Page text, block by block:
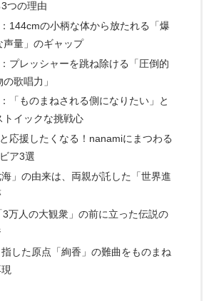
つの理由
144cmの小柄な体から放たれる「爆
声量」のギャップ
プレッシャーを跳ね除ける「圧倒的
歌唱力」
「ものまねされる側になりたい」と
トイックな挑戦心
応援したくなる！nanamiにまつわる
ア3選
」の由来は、両親が託した「世界進
3万人の大観衆」の前に立った伝説の
した原点「絢香」の難曲をものまね